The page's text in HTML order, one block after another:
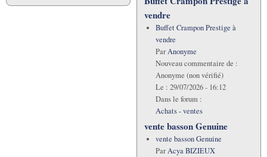
vendre
Buffet Crampon Prestige à
vendre
ParAnonyme
Nouveau commentaire de :
Anonyme (non vérifié)
Le : 29/07/2026 - 16:12
Dans le forum :
Achats - ventes
vente basson Genuine
vente basson Genuine
ParAcya BIZIEUX